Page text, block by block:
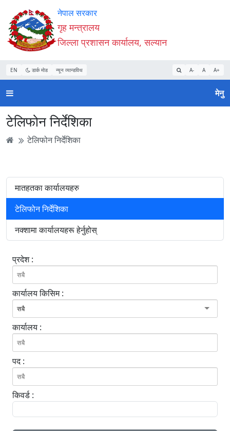
Accessibility
Mode
सुरु
गर्नुहोस्
सामाग्री
पढ्नुहाेस्
नेभिगेसन
पढ्नुहाेस्
वेबसाइट
खोजमा
जानुहोस्
नेपाल सरकार
गृह मन्त्रालय
जिल्ला प्रशासन कार्यालय, सल्यान
EN डार्क मोड न्यून व्यान्डविथ A- A A+
मेनु
टेलिफोन निर्देशिका
टेलिफोन निर्देशिका
मातहतका कार्यालयहरु
टेलिफोन निर्देशिका
नक्शामा कार्यालयहरू हेर्नुहोस्
प्रदेश :
कार्यालय किसिम :
सबै
कार्यालय :
पद :
किवर्ड :